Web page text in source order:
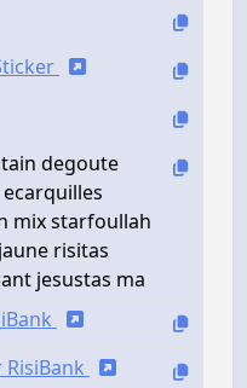
degoute
mix starfoullah
risitas
jesustas ma